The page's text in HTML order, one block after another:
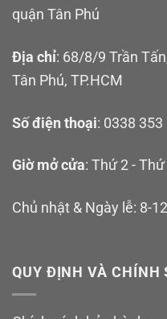
quận Tân Phú
Địa chỉ: 68/8/9 Trần
Tân Phú, TP.HCM
Số điện thoại: 0338 353
Giờ mở cửa: Thứ 2 -
Chủ nhật & Ngày lễ: 8-
QUY ĐỊNH VÀ CHÍNH